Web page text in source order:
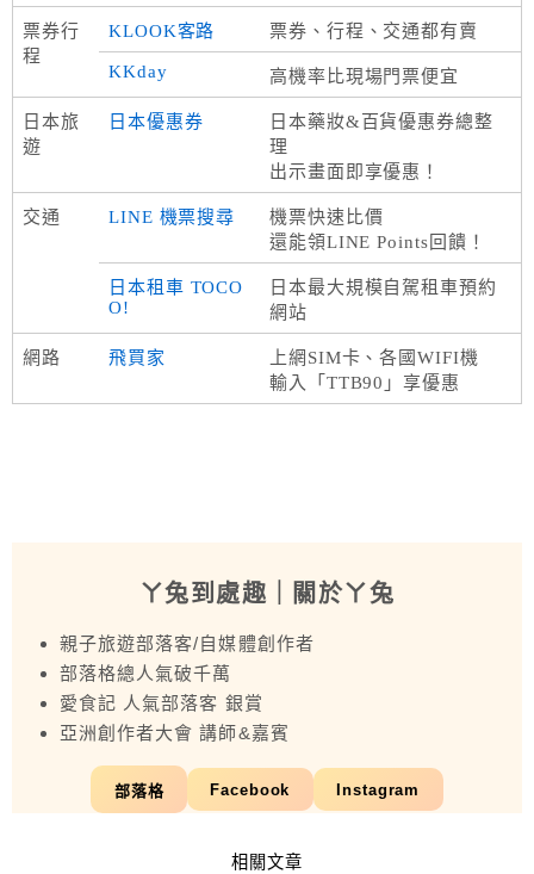
票券行
程
KLOOK客路 票券、行程、交通都有賣
KKday 高機率比現場門票便宜
日本旅
遊
日本優惠券
日本藥妝&百貨優惠券總整
理
出示畫面即享優惠！
交通 LINE 機票搜尋
機票快速比價
還能領LINE Points回饋！
日本租車 TOCO
O!
日本最大規模自駕租車預約
網站
網路 飛買家
上網SIM卡、各國WIFI機
輸入「TTB90」享優惠
ㄚ兔到處趣 ｜關於ㄚ兔
親子旅遊部落客/自媒體創作者
部落格總人氣破千萬
愛食記 人氣部落客 銀賞
亞洲創作者大會 講師&嘉賓
部落格 Facebook Instagram
相關文章